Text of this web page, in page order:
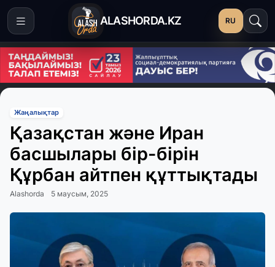
ALASHORDA.KZ RU
Жаңалықтар
Қазақстан және Иран
басшылары бір-бірін
Құрбан айтпен құттықтады
Alashorda 5 маусым, 2025